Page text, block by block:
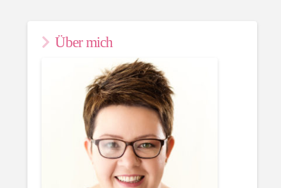
Über mich